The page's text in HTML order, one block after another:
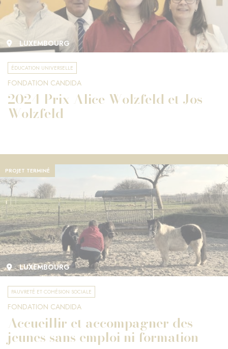
LUXEMBOURG
ÉDUCATION UNIVERSELLE
FONDATION CANDIDA
2024 Prix Alice Wolzfeld et Jos
Wolzfeld
PROJET TERMINÉ
LUXEMBOURG
PAUVRETÉ ET COHÉSION SOCIALE
FONDATION CANDIDA
Accueillir et accompagner des
jeunes sans emploi ni formation